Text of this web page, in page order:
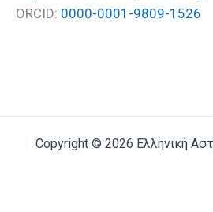
ORCID: 0000-0001-9809-1526
Copyright © 2026 Ελληνική